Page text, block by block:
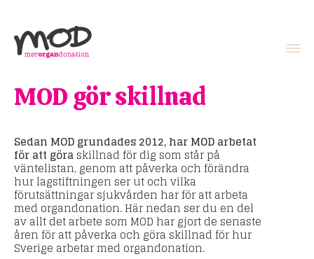
MOD gör skillnad
Sedan MOD grundades 2012, har MOD arbetat
för att göraskillnad för dig som står på
väntelistan, genom att påverka och förändra
hur lagstiftningen ser ut och vilka
förutsättningar sjukvården har för att arbeta
med organdonation. Här nedan ser du en del
av allt det arbete som MOD har gjort de senaste
åren för att påverka och göra skillnad för hur
Sverige arbetar med organdonation.